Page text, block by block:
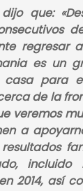
dijo que: «
regresar
es un
casa para
de la
veremos
a
incluido
2014, así